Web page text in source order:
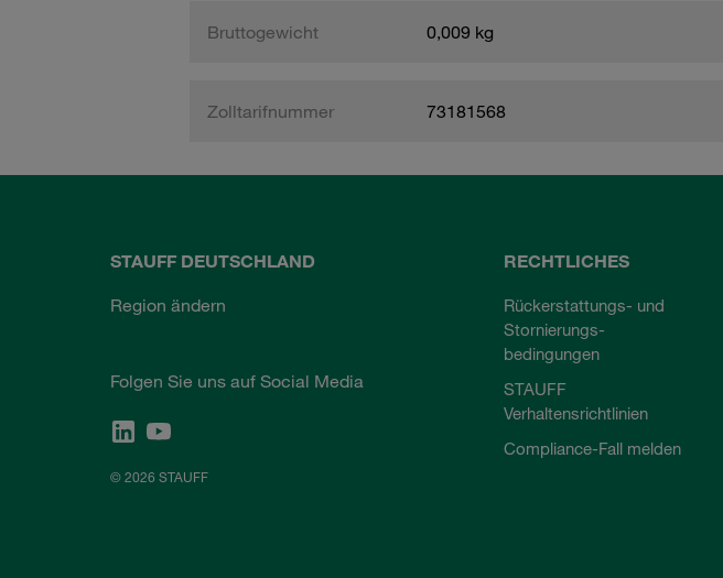
Bruttogewicht 0,009 kg
Zolltarifnummer 73181568
STAUFF DEUTSCHLAND
Region ändern
Folgen Sie uns auf Social Media
© 2026 STAUFF
RECHTLICHES
Rückerstattungs- und
Stornierungs-
bedingungen
STAUFF
Verhaltensrichtlinien
Compliance-Fall melden